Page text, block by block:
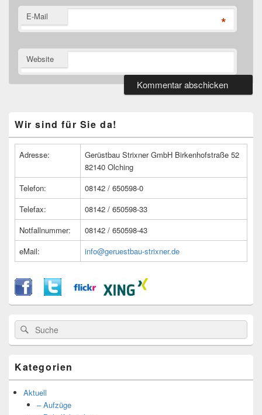
E-Mail *
Website
Seitenleisten
Widget-
Wir sind für Sie da!
Adresse:
Gerüstbau Strixner GmbH Birkenhofstraße 52
82140 Olching
Telefon:
08142 / 650598-0
Telefax:
08142 / 650598-33
Notfallnummer:
08142 / 650598-43
eMail:
info@geruestbau-strixner.de
Suche
nach:
Suche
Kategorien
Aktuell
– Aufzüge